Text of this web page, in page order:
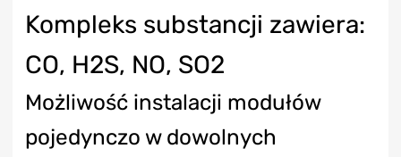
Kompleks substancji zawiera:
CO, H2S, NO, SO2
Możliwość instalacji modułów
pojedynczo w dowolnych